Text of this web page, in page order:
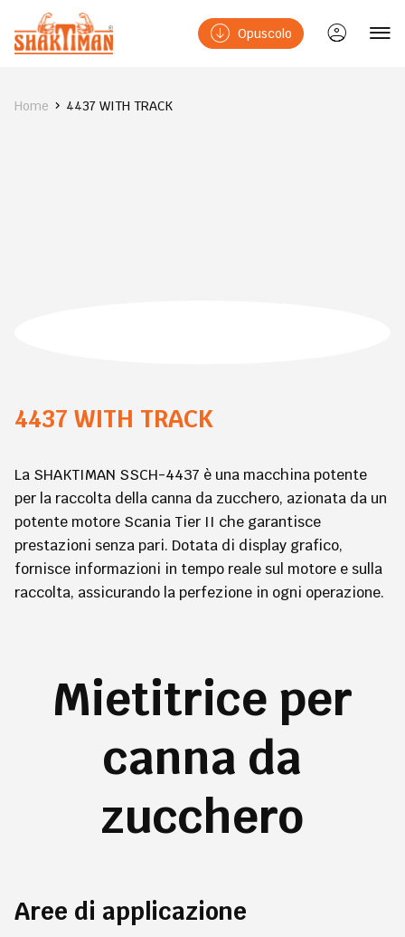
Opuscolo
Home 4437 WITH TRACK
4437 WITH TRACK
La SHAKTIMAN SSCH-4437 è una macchina potente
per la raccolta della canna da zucchero, azionata da un
potente motore Scania Tier II che garantisce
prestazioni senza pari. Dotata di display grafico,
fornisce informazioni in tempo reale sul motore e sulla
raccolta, assicurando la perfezione in ogni operazione.
Mietitrice per
canna da
zucchero
Aree di applicazione